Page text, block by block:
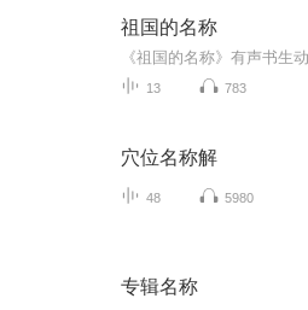
祖国的名称
13 783
穴位名称解
48 5980
专辑名称